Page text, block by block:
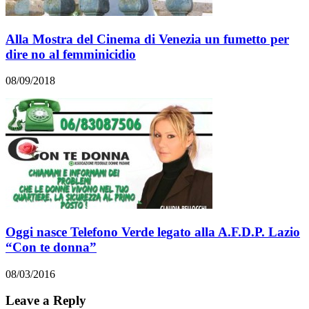
Alla Mostra del Cinema di Venezia un fumetto per
dire no al femminicidio
08/09/2018
Oggi nasce Telefono Verde legato alla A.F.D.P. Lazio
“Con te donna”
08/03/2016
Leave a Reply